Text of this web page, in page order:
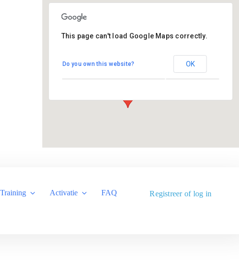
De Regenboog - Bemmel
Bloemenstraat 2 - Bemmel
This page can't load Google Maps correctly.
Do you own this website? OK
Training Activatie FAQ Registreer of log in